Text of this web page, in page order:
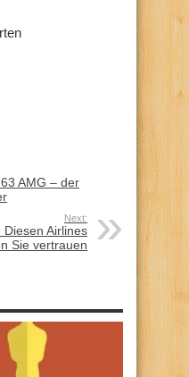
AMG – der
Next:
Airlines
Sie vertrauen